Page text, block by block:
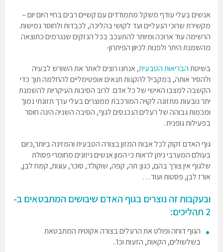
אנשים בעלי עודף משקל מתמודדים עם קשיים רבים בחיי היום יום –
מקשירת שרוכי הנעליים ועד לקושי בהליכה, לכבדות ולחוסר גמישות.
הרשימה עוד ארוכה ומיותר להתעכב בכל הנזקים שנגרמים כתוצאה
מהשמנת היתר ולפנות לכיוון הפיתרון-
בשיטתהבריאות הטבעית, אנחנו רוצים לאתר את השורש לבעיה
ולהסיר אותה, במקביל להקנות תנאים אופטימליים להחלמה תוך כדי
הקשבה למצבו האישי של כל אדם. לרוב הסיבות העיקריות להשמנת
יתר נובעות מתזונה לקויה המורכבת ממוצרים בעלי ערך תזונתי נמוך
ומכמות גבוהה של רעלים הנכנסים לגוף, הסיבה השניה הינה חוסר
בפעילות גופנית .
גוף האדם זקוק לכל אבות המזון בצורה הטבעית והמזינה ביותר,כיום
בעולם המערבי ניתן לראות כי המון אנשים ניזונים מחומרי פסולת
שלגוף אין צורך בהם, כגון: תה, קפה, שוקולד, סוכר, עוגות, קמח לבן,
אורז לבן, פסטות ועוד…
ובעקבות זה נוצרים בגוף האדם שיבושים המתבטאים ב-
2 תהליכים:
הגוף דוחה ופולט את הרעלים בצורה אקוטית המתבטאת
בשלשולים, הקאות, הזעות וכו’..